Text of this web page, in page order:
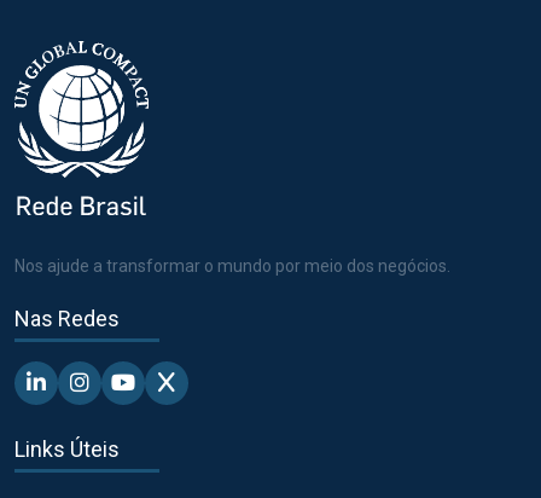
Nos ajude a transformar o mundo por meio dos negócios.
Nas Redes
Linkedin - Pacto Global BR
Instagram - Pacto Global BR
Youtube - Pacto Global BR
X - Pacto Global BR
Links Úteis